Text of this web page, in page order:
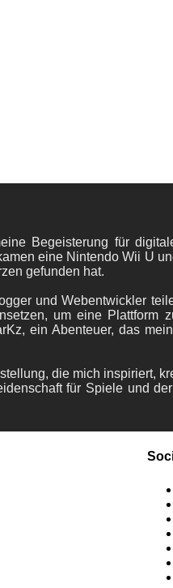
Begeisterung für
eine Nintendo Wii U
gefunden hat.
und Webentwickler
um eine
ein Abenteuer, das
die mich inspiriert,
für Spiele und